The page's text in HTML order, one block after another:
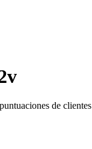
puntuaciones de clientes